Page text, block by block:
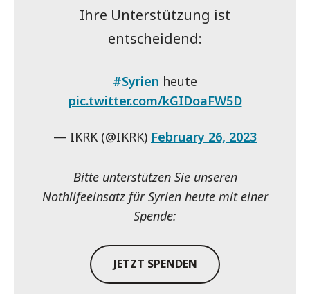
Ihre Unterstützung ist
entscheidend:
#Syrien heute
pic.twitter.com/kGIDoaFW5D
— IKRK (@IKRK) February 26, 2023
Bitte unterstützen Sie unseren
Nothilfeeinsatz für Syrien heute mit einer
Spende:
JETZT SPENDEN